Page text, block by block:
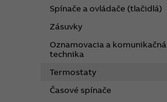
Spínače a ovládače (tlačidlá)
Zásuvky
Oznamovacia a komunikačná
technika
Termostaty
Časové spínače